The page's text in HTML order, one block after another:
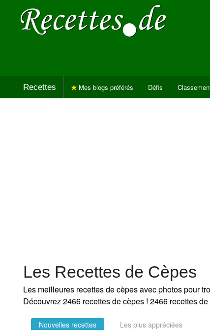
Recettes Mes blogs préférés Défis
Les Recettes de Cèpes
Les meilleures recettes de cèpes avec photos pour
Découvrez 2466 recettes de cèpes ! 2466 recettes
Nouvelles recettes Les plus appréciées